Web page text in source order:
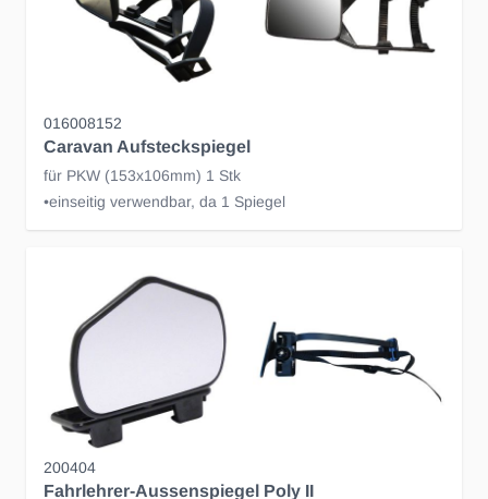
016008152
Caravan Aufsteckspiegel
für PKW (153x106mm) 1 Stk
•einseitig verwendbar, da 1 Spiegel
200404
Fahrlehrer-Aussenspiegel Poly II